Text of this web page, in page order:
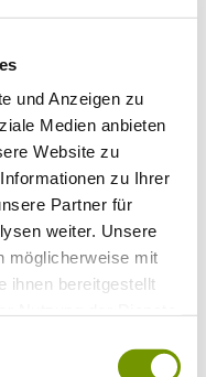
und Anzeigen zu
Medien anbieten
Website zu
zu Ihrer
Partner für
weiter. Unsere
möglicherweise mit
ihnen bereitgestellt
geschmacks